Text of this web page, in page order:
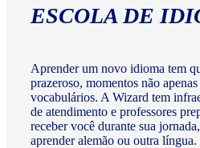
ESCOLA DE
Aprender um novo idioma tem
prazeroso, momentos não
vocabulários. A Wizard tem
de atendimento e professores
receber você durante sua
aprender alemão ou outra língua.